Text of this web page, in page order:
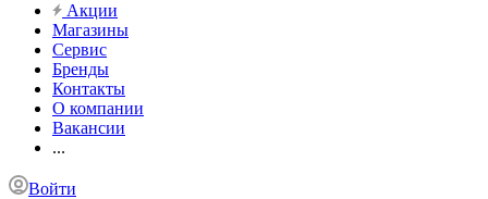
Акции
Магазины
Сервис
Бренды
Контакты
О компании
Вакансии
...
Войти